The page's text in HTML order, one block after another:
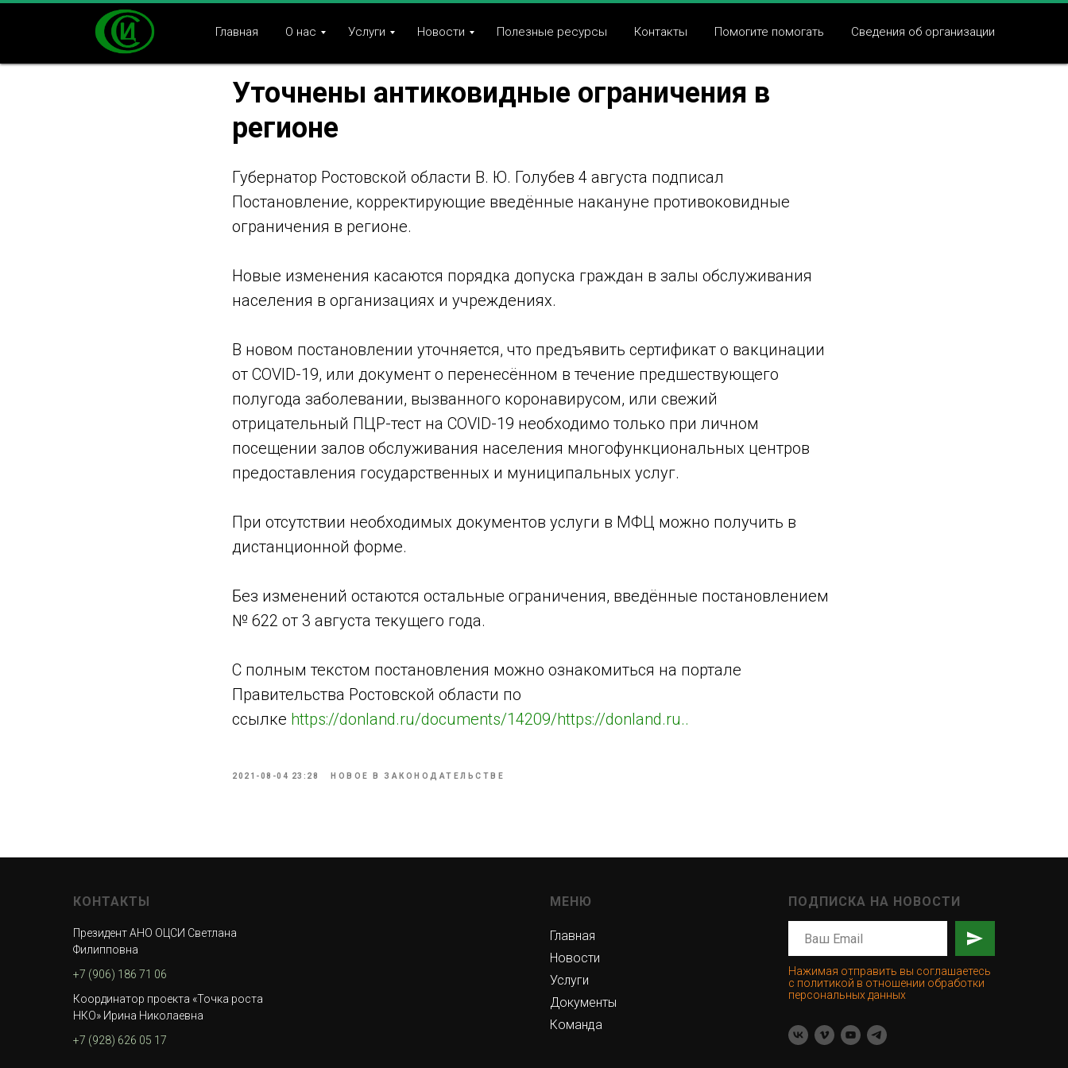
Главная О нас Услуги Новости Полезные ресурсы Контакты Помогите помогать Сведения об организации
Уточнены антиковидные ограничения в
регионе
Губернатор Ростовской области В. Ю. Голубев 4 августа подписал
Постановление, корректирующие введённые накануне противоковидные
ограничения в регионе.
Новые изменения касаются порядка допуска граждан в залы обслуживания
населения в организациях и учреждениях.
В новом постановлении уточняется, что предъявить сертификат о вакцинации
от COVID-19, или документ о перенесённом в течение предшествующего
полугода заболевании, вызванного коронавирусом, или свежий
отрицательный ПЦР-тест на COVID-19 необходимо только при личном
посещении залов обслуживания населения многофункциональных центров
предоставления государственных и муниципальных услуг.
При отсутствии необходимых документов услуги в МФЦ можно получить в
дистанционной форме.
Без изменений остаются остальные ограничения, введённые постановлением
№ 622 от 3 августа текущего года.
С полным текстом постановления можно ознакомиться на портале
Правительства Ростовской области по
ссылке https://donland.ru/documents/14209/https://donland.ru..
2021-08-04 23:28 НОВОЕ В ЗАКОНОДАТЕЛЬСТВЕ
КОНТАКТЫ
Президент АНО ОЦСИ Светлана
Филипповна
+7 (906) 186 71 06
Координатор проекта «Точка роста
НКО» Ирина Николаевна
+7 (928) 626 05 17
МЕНЮ
Главная
Новости
Услуги
Документы
Команда
ПОДПИСКА НА НОВОСТИ
Нажимая отправить вы соглашаетесь
с политикой в отношении обработки
персональных данных